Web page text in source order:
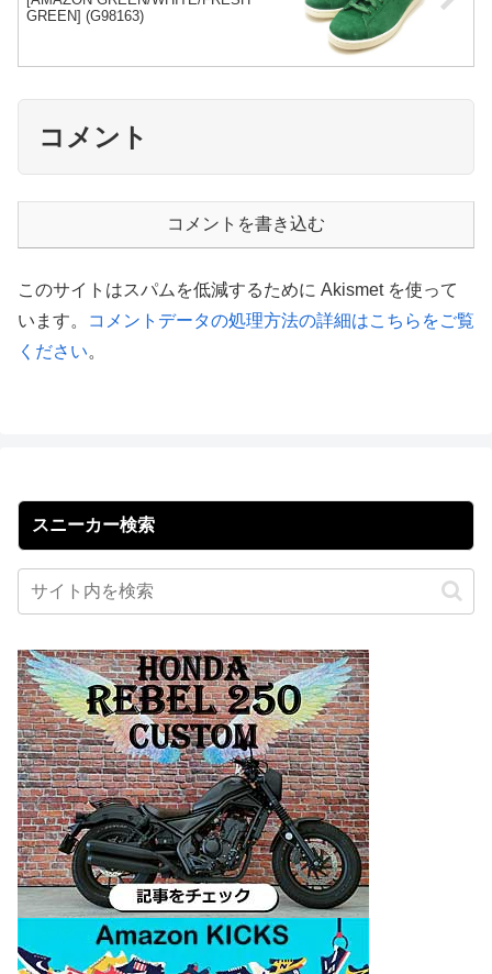
GREEN] (G98163)
コメント
コメントを書き込む
このサイトはスパムを低減するために Akismet を使って
います。
コメントデータの処理方法の詳細はこちらをご覧
ください。
スニーカー検索